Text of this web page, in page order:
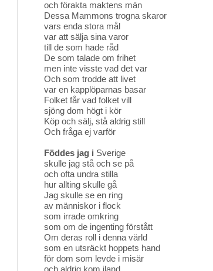
och förakta maktens män
Dessa Mammons trogna skaror
vars enda stora mål
var att sälja sina varor
till de som hade råd
De som talade om frihet
men inte visste vad det var
Och som trodde att livet
var en kapplöparnas basar
Folket får vad folket vill
sjöng dom högt i kör
Köp och sälj, stå aldrig still
Och fråga ej varför
Föddes jag i Sverige
skulle jag stå och se på
och ofta undra stilla
hur allting skulle gå
Jag skulle se en ring
av människor i flock
som irrade omkring
som om de ingenting förstått
Om deras roll i denna värld
som en utsräckt hoppets hand
för dom som levde i misär
och aldrig kom iland